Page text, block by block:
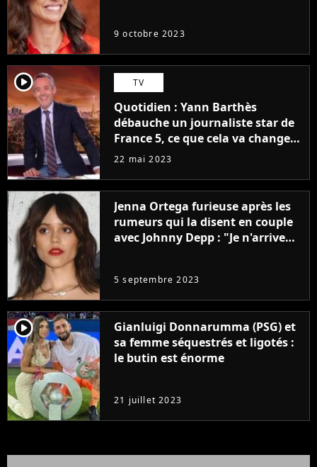
9 octobre 2023
player2 TV
Quotidien : Yann Barthès
débauche un journaliste star de
France 5, ce que cela va changer
à la rentrée
22 mai 2023
Jenna Ortega furieuse après les
rumeurs qui la disent en couple
avec Johnny Depp : "Je n'arrive
5 septembre 2023
player2
Gianluigi Donnarumma (PSG) et
sa femme séquestrés et ligotés :
le butin est énorme
21 juillet 2023